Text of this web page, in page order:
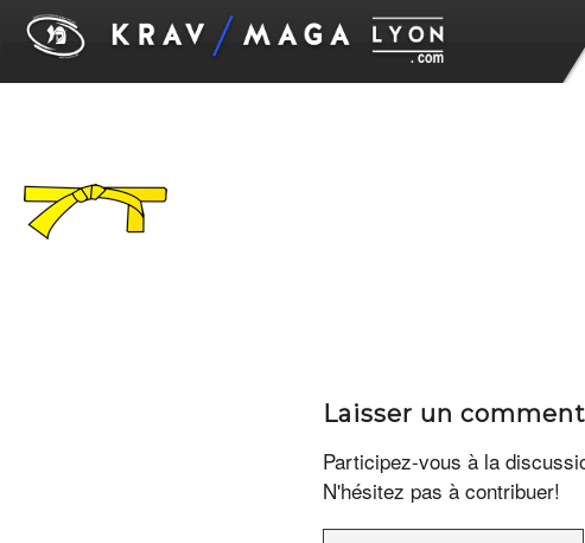
Laisser un
Participez-vous à la
N'hésitez pas à contribuer!